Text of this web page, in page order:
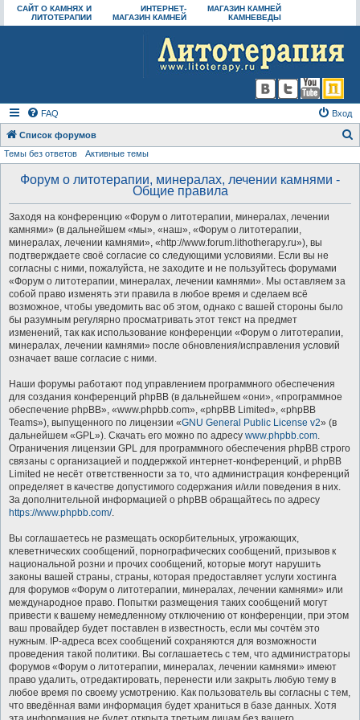
САЙТ О КАМНЯХ И
ЛИТОТЕРАПИИ
ИНТЕРНЕТ-
МАГАЗИН КАМНЕЙ
МАГАЗИН КАМНЕЙ
КАМНЕВЕДЫ
FAQ Вход
Список форумов
Темы без ответов Активные темы
Форум о литотерапии, минералах, лечении камнями -
Общие правила
Заходя на конференцию «Форум о литотерапии, минералах, лечении
камнями» (в дальнейшем «мы», «наш», «Форум о литотерапии,
минералах, лечении камнями», «http://www.forum.lithotherapy.ru»), вы
подтверждаете своё согласие со следующими условиями. Если вы не
согласны с ними, пожалуйста, не заходите и не пользуйтесь форумами
«Форум о литотерапии, минералах, лечении камнями». Мы оставляем за
собой право изменять эти правила в любое время и сделаем всё
возможное, чтобы уведомить вас об этом, однако с вашей стороны было
бы разумным регулярно просматривать этот текст на предмет
изменений, так как использование конференции «Форум о литотерапии,
минералах, лечении камнями» после обновления/исправления условий
означает ваше согласие с ними.
Наши форумы работают под управлением программного обеспечения
для создания конференций phpBB (в дальнейшем «они», «программное
обеспечение phpBB», «www.phpbb.com», «phpBB Limited», «phpBB
Teams»), выпущенного по лицензии «GNU General Public License v2» (в
дальнейшем «GPL»). Скачать его можно по адресу www.phpbb.com.
Ограничения лицензии GPL для программного обеспечения phpBB строго
связаны с организацией и поддержкой интернет-конференций, и phpBB
Limited не несёт ответственности за то, что администрация конференций
определяет в качестве допустимого содержания и/или поведения в них.
За дополнительной информацией о phpBB обращайтесь по адресу
https://www.phpbb.com/.
Вы соглашаетесь не размещать оскорбительных, угрожающих,
клеветнических сообщений, порнографических сообщений, призывов к
национальной розни и прочих сообщений, которые могут нарушить
законы вашей страны, страны, которая предоставляет услуги хостинга
для форумов «Форум о литотерапии, минералах, лечении камнями» или
международное право. Попытки размещения таких сообщений могут
привести к вашему немедленному отключению от конференции, при этом
ваш провайдер будет поставлен в известность, если мы сочтём это
нужным. IP-адреса всех сообщений сохраняются для возможности
проведения такой политики. Вы соглашаетесь с тем, что администраторы
форумов «Форум о литотерапии, минералах, лечении камнями» имеют
право удалить, отредактировать, перенести или закрыть любую тему в
любое время по своему усмотрению. Как пользователь вы согласны с тем,
что введённая вами информация будет храниться в базе данных. Хотя